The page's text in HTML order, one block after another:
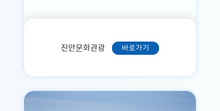
진안문화관광 바로가기